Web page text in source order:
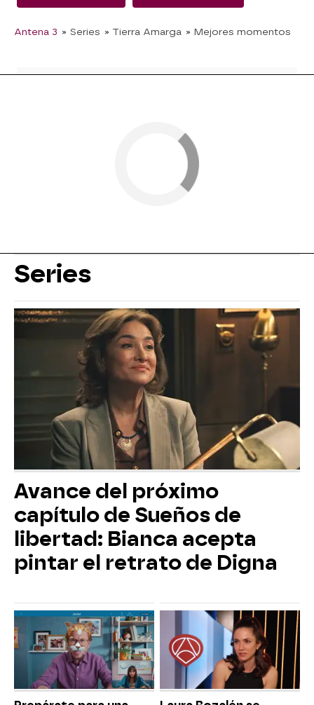
Antena 3 » Series » Tierra Amarga » Mejores momentos
Series
Avance del próximo
capítulo de Sueños de
libertad: Bianca acepta
pintar el retrato de Digna